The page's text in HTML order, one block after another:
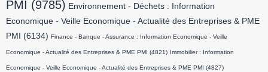
PMI (9785) Environnement - Déchets : Information
Economique - Veille Economique - Actualité des Entreprises & PME
PMI
(6134) Finance - Banque - Assurance : Information Economique - Veille
Economique - Actualité des Entreprises & PME PMI (4821) Immobilier : Information
Economique - Veille Economique - Actualité des Entreprises & PME PMI (4827)